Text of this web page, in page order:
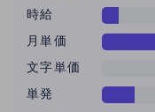
時給
月単価
文字単価
単発